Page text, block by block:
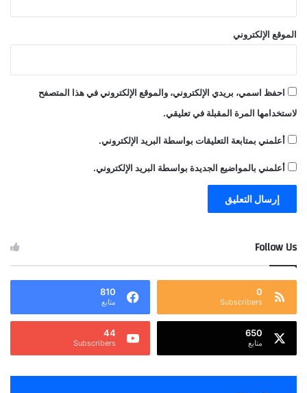
الموقع الإلكتروني
احفظ اسمي، بريدي الإلكتروني، والموقع الإلكتروني في هذا المتصفح
لاستخدامها المرة المقبلة في تعليقي.
أعلمني بمتابعة التعليقات بواسطة البريد الإلكتروني.
أعلمني بالمواضيع الجديدة بواسطة البريد الإلكتروني.
Follow Us
0
Subscribers
810
متابع
650
متابع
44
Subscribers